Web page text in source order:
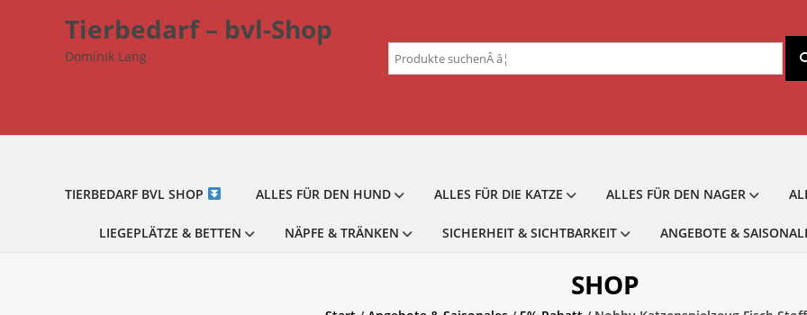
Tierbedarf – bvl-Shop
Dominik Lang
Suchen
nach:
TIERBEDARF BVL SHOP ALLES FÜR DEN HUND ALLES FÜR DIE KATZE ALLES FÜR DEN NAGER
LIEGEPLÄTZE & BETTEN NÄPFE & TRÄNKEN SICHERHEIT & SICHTBARKEIT ANGEBOTE &
SHOP